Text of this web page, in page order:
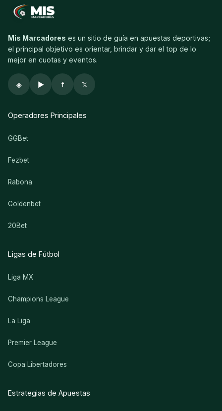
Mis Marcadores es un sitio de guía en apuestas deportivas;
el principal objetivo es orientar, brindar y dar el top de lo
mejor en cuotas y eventos.
◈ ▶ f 𝕏
Operadores Principales
GGBet
Fezbet
Rabona
Goldenbet
20Bet
Ligas de Fútbol
Liga MX
Champions League
La Liga
Premier League
Copa Libertadores
Estrategias de Apuestas